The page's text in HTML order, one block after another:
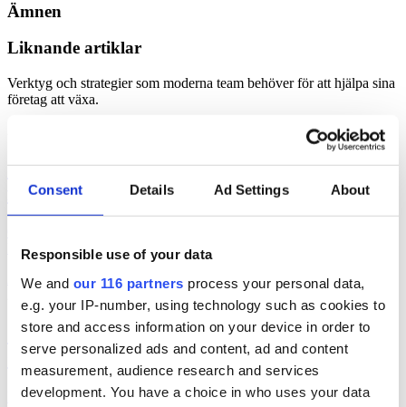
Consent Details Ad Settings About
Responsible use of your data
We and our 116 partners process your personal data,
e.g. your IP-number, using technology such as cookies to
store and access information on your device in order to
serve personalized ads and content, ad and content
measurement, audience research and services
development. You have a choice in who uses your data
Ämnen
Liknande artiklar
Verktyg och strategier som moderna team behöver för att hjälpa sina
företag att växa.
Geelmuyden Kiese ökar – men vänder till
förlust
Frisk och Hoc och ökade intäkterna men vände till en förlust.
Affärerpr
S, M och SD fortsatt
”underrepresenterade” i medierna
Landets tre största partier fortsätter att en lägre andel av artiklar /